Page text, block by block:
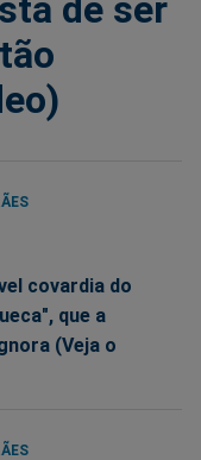
de ser
covardia do
que a
(Veja o